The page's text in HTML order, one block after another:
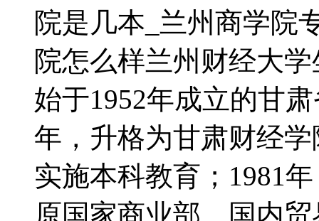
院是几本_兰州商学院
院怎么样兰州财经大
始于1952年成立的甘
年，升格为甘肃财经
实施本科教育；1981
原国家商业部、国内